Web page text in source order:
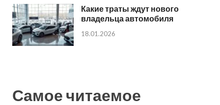
Какие траты ждут нового
владельца автомобиля
18.01.2026
Самое читаемое